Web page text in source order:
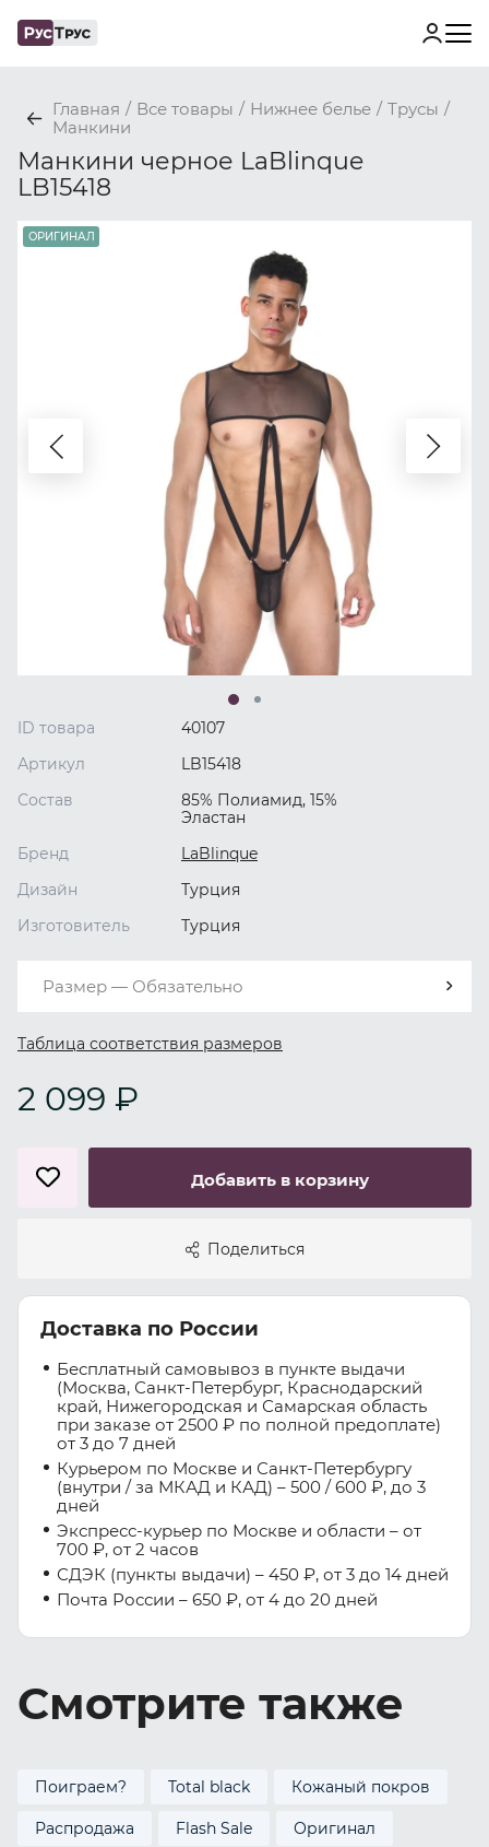
Главная / Все товары / Нижнее белье / Трусы /
Манкини
Манкини черное LaBlinque
LB15418
ОРИГИНАЛ
ID товара
40107
Артикул
LB15418
Состав
85% Полиамид, 15%
Эластан
Бренд
LaBlinque
Дизайн
Турция
Изготовитель
Турция
Размер — Обязательно
Таблица соответствия размеров
2 099 ₽
Добавить в корзину
Поделиться
Доставка по России
Бесплатный самовывоз в пункте выдачи
(Москва, Санкт-Петербург, Краснодарский
край, Нижегородская и Самарская область
при заказе от 2500 ₽ по полной предоплате)
от 3 до 7 дней
Курьером по Москве и Санкт-Петербургу
(внутри / за МКАД и КАД) – 500 / 600 ₽, до 3
дней
Экспресс-курьер по Москве и области – от
700 ₽, от 2 часов
СДЭК (пункты выдачи) – 450 ₽, от 3 до 14 дней
Почта России – 650 ₽, от 4 до 20 дней
Смотрите также
Поиграем? Total black Кожаный покров
Распродажа Flash Sale Оригинал